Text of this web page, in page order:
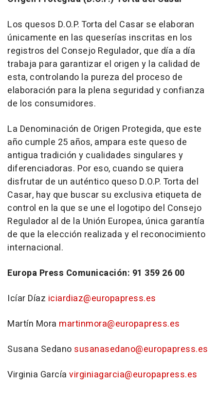
Los quesos D.O.P. Torta del Casar se elaboran
únicamente en las queserías inscritas en los
registros del Consejo Regulador, que día a día
trabaja para garantizar el origen y la calidad de
esta, controlando la pureza del proceso de
elaboración para la plena seguridad y confianza
de los consumidores.
La Denominación de Origen Protegida, que este
año cumple 25 años, ampara este queso de
antigua tradición y cualidades singulares y
diferenciadoras. Por eso, cuando se quiera
disfrutar de un auténtico queso D.O.P. Torta del
Casar, hay que buscar su exclusiva etiqueta de
control en la que se une el logotipo del Consejo
Regulador al de la Unión Europea, única garantía
de que la elección realizada y el reconocimiento
internacional.
Europa Press Comunicación: 91 359 26 00
Icíar Díaz iciardiaz@europapress.es
Martín Mora martinmora@europapress.es
Susana Sedano susanasedano@europapress.es
Virginia García virginiagarcia@europapress.es